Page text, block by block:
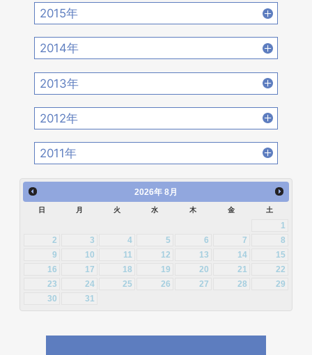
2020年2月 [18]
2019年4月 [16]
2019年2月 [12]
2018年6月 [18] 2018年5月 [14]
2018年4月 [21]
2018年2月 [25]
2017年6月 [25] 2017年5月 [27]
2017年4月 [26]
2017年2月 [23]
2016年12月 [21] 2016年11月 [28]
2016年10月 [26] 2016年9月 [28]
2016年6月 [27] 2016年5月 [30]
2016年4月 [32]
2016年2月 [25]
2015年
2015年12月 [30] 2015年11月 [19]
2015年10月 [26] 2015年9月 [30]
2015年8月 [31] 2015年7月 [28]
2015年6月 [29] 2015年5月 [30]
2015年4月 [26]
2015年2月 [22] 2015年1月 [25]
2014年
2014年12月 [28] 2014年11月 [23]
2014年10月 [29] 2014年9月 [26]
2014年8月 [24] 2014年7月 [28]
2014年6月 [28] 2014年5月 [25]
2014年4月 [32]
2013年
2013年12月 [27] 2013年11月 [22]
2013年10月 [28] 2013年9月 [27]
2013年8月 [26] 2013年7月 [26]
2013年6月 [28]
2013年2月 [26] 2013年1月 [31]
2012年
2012年12月 [30] 2012年11月 [12]
2012年10月 [12] 2012年9月 [5]
2012年8月 [12] 2012年7月 [1]
2011年
2011年12月 [1]
2026年 8月
日 月 火 水 木 金 土
1
2
3 4 5 6 7
8
9
10 11 12 13 14
15
16
17 18 19 20 21
22
23
24 25 26 27 28
29
30
31